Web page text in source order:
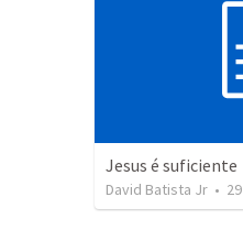
Jesus é suficiente
David Batista Jr • 29